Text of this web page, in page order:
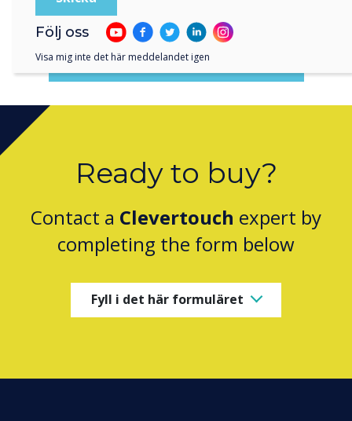
Download the Key Insights Report
Ready to buy?
Contact a Clevertouch expert by
completing the form below
Fyll i det här formuläret
Följ oss
Visa mig inte det här meddelandet igen